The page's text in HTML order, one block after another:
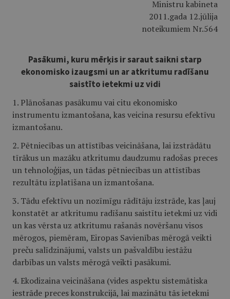
Ministru kabineta
2011.gada 12.jūlija
noteikumiem Nr.564
Pasākumi, kuru mērķis ir saraut saikni starp
ekonomisko izaugsmi un ar atkritumu radīšanu
saistīto ietekmi uz vidi
1. Plānošanas pasākumu vai citu ekonomisko
instrumentu izmantošana, kas veicina resursu efektīvu
izmantošanu.
2. Pētniecības un attīstības veicināšana, lai izstrādātu
tīrākus un mazāku atkritumu daudzumu radošas preces
un tehnoloģijas, un tādas pētniecības un attīstības
rezultātu izplatīšana un izmantošana.
3. Tādu efektīvu un nozīmīgu rādītāju izstrāde, kas ļauj
konstatēt ar atkritumu radīšanu saistītu ietekmi uz vidi
un kas vērsta uz atkritumu rašanās novēršanu visos
mērogos, piemēram, Eiropas Savienības mērogā veikti
preču salīdzinājumi, valsts un pašvaldību iestāžu
darbības un valsts mērogā veikti pasākumi.
4. Ekodizaina veicināšana (vides aspektu sistemātiska
iestrāde preces konstrukcijā, lai mazinātu tās ietekmi